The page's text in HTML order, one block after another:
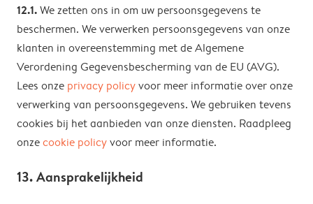
12.1.We zetten ons in om uw persoonsgegevens te
beschermen. We verwerken persoonsgegevens van onze
klanten in overeenstemming met de Algemene
Verordening Gegevensbescherming van de EU (AVG).
Lees onze privacy policyvoor meer informatie over onze
verwerking van persoonsgegevens. We gebruiken tevens
cookies bij het aanbieden van onze diensten. Raadpleeg
onzecookie policyvoor meer informatie.
13. Aansprakelijkheid